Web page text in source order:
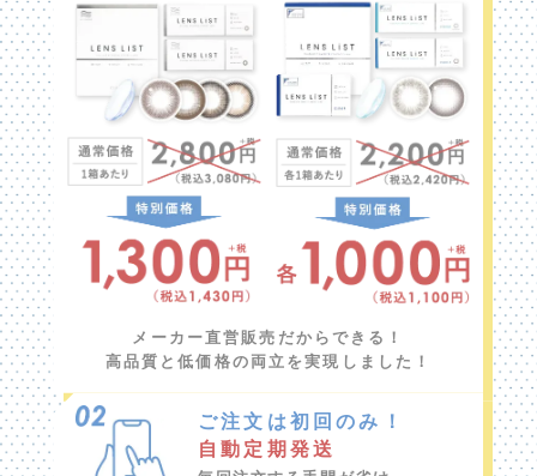
メーカー直営販売だからできる！
高品質と低価格の両立を実現しました！
ご注文は初回のみ！
自動定期発送